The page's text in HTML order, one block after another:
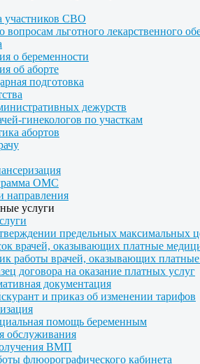
участников СВО
вопросам льготного лекарственного
о беременности
об аборте
подготовка
дежурств
гинекологов по участкам
абортов
ОМС
направления
услуги
предельных максимальных
врачей, оказывающих платные
работы врачей, оказывающих
договора на оказание платных услуг
документация
и приказ об изменении тарифов
помощь беременным
обслуживания
ВМП
флюорографического кабинета